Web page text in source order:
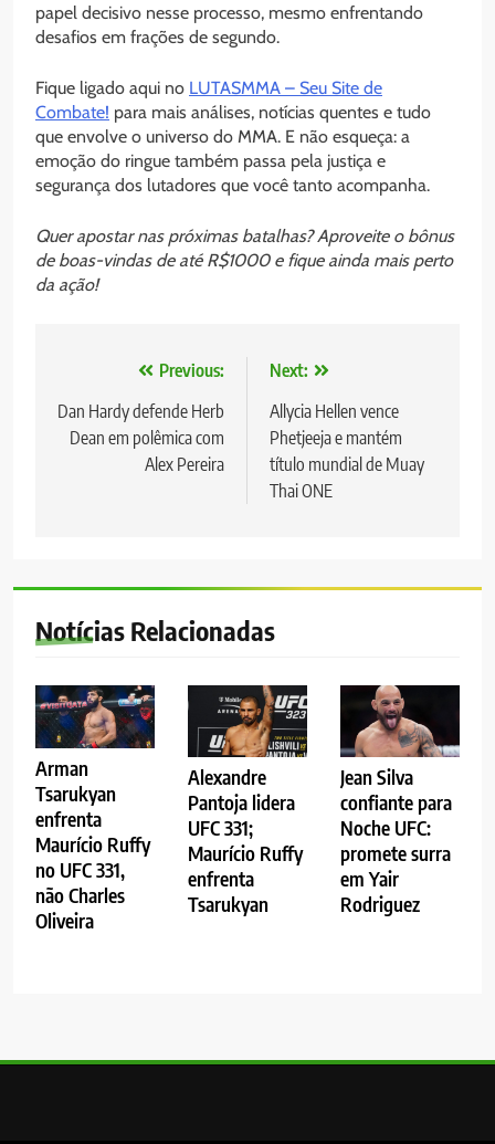
papel decisivo nesse processo, mesmo enfrentando
desafios em frações de segundo.
Fique ligado aqui no LUTASMMA – Seu Site de
Combate! para mais análises, notícias quentes e tudo
que envolve o universo do MMA. E não esqueça: a
emoção do ringue também passa pela justiça e
segurança dos lutadores que você tanto acompanha.
Quer apostar nas próximas batalhas? Aproveite o bônus
de boas-vindas de até R$1000 e fique ainda mais perto
da ação!
Navegação
de
Post
Previous:
Dan Hardy defende Herb
Dean em polêmica com
Alex Pereira
Next:
Allycia Hellen vence
Phetjeeja e mantém
título mundial de Muay
Thai ONE
Notícias Relacionadas
Arman
Tsarukyan
enfrenta
Maurício Ruffy
no UFC 331,
não Charles
Oliveira
Alexandre
Pantoja lidera
UFC 331;
Maurício Ruffy
enfrenta
Tsarukyan
Jean Silva
confiante para
Noche UFC:
promete surra
em Yair
Rodriguez